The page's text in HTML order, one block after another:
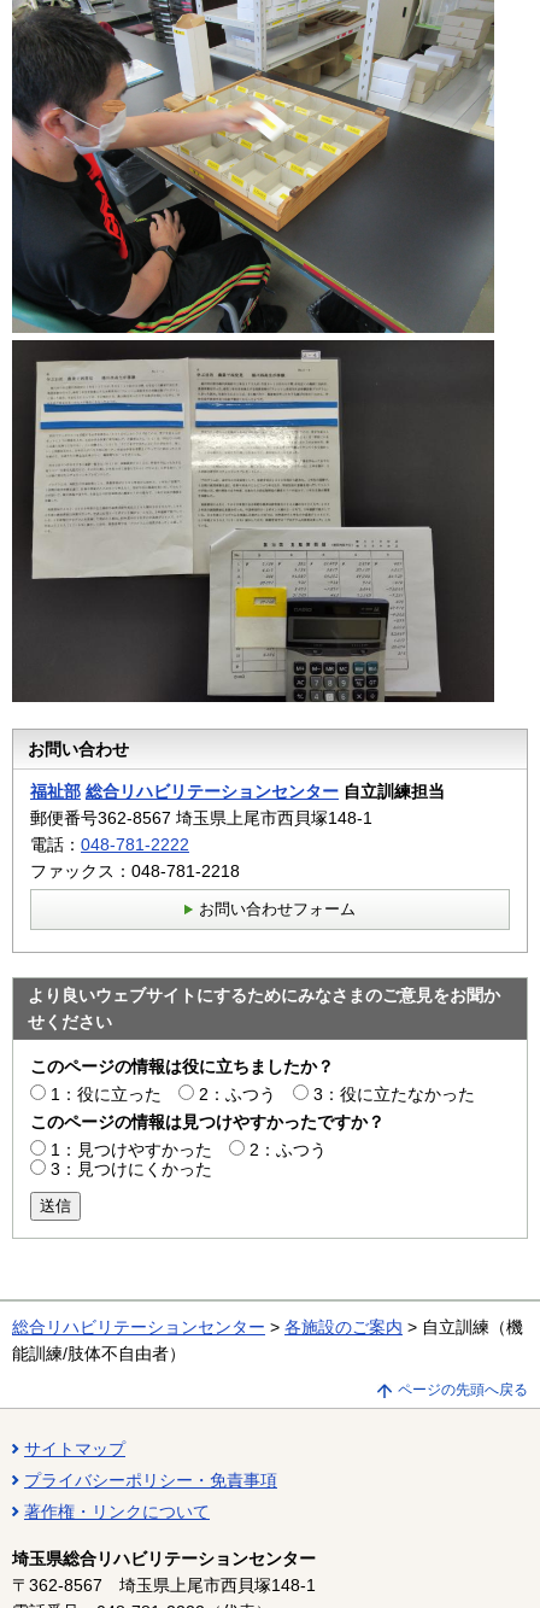
お問い合わせ
福祉部 総合リハビリテーションセンター 自立訓練担当
郵便番号362-8567 埼玉県上尾市西貝塚148-1
電話： 048-781-2222
ファックス：048-781-2218
お問い合わせフォーム
より良いウェブサイトにするためにみなさまのご意見をお聞か
せください
このページの情報は役に立ちましたか？
1：役に立った
2：ふつう
3：役に立たなかった
このページの情報は見つけやすかったですか？
1：見つけやすかった
2：ふつう
3：見つけにくかった
送信
総合リハビリテーションセンター > 各施設のご案内 > 自立訓練（機
能訓練/肢体不自由者）
ページの先頭へ戻る
サイトマップ
プライバシーポリシー・免責事項
著作権・リンクについて
埼玉県総合リハビリテーションセンター
〒362-8567 埼玉県上尾市西貝塚148-1